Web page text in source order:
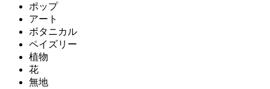
ポップ
アート
ボタニカル
ペイズリー
植物
花
無地